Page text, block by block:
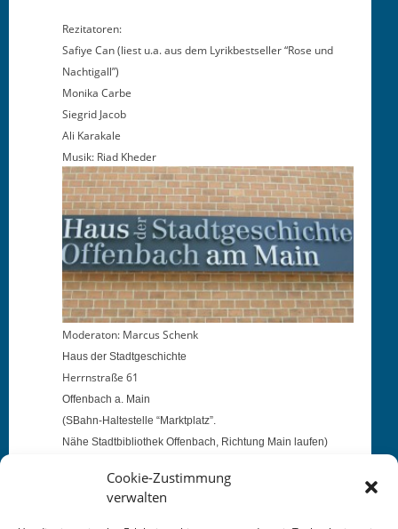
Cookie-Zustimmung
verwalten
Rez­i­ta­toren:
Safiye Can (liest u.a. aus dem Lyrikbest­seller “Rose und
Nachtigall”)
Moni­ka Carbe
Siegrid Jacob
Ali Karakale
Musik: Riad Kheder
Mod­er­a­ton: Mar­cus Schenk
Haus der Stadtgeschichte
Her­rn­straße 61
Offen­bach a. Main
(SBahn-Hal­testelle “Mark­t­platz”.
Nähe Stadt­bib­lio­thek Offen­bach, Rich­tung Main laufen)